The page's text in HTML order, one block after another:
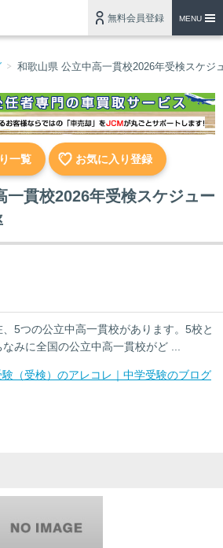
無料会員登録 MENU
和歌山県 公立中高一貫校2026年受検スケジ
一覧 お気に入り登録
一貫校2026年受検スケジュー
5つの公立中高一貫校があります。5校と
みに全国の公立中高一貫校がど ...
（受検）のアレコレ｜中学受験のブログ